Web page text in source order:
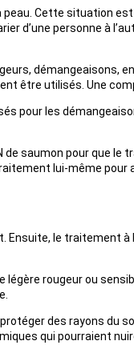
peau. Cette situation
d’une personne à
démangeaisons,
être utilisés. Une
les
saumon pour que
lui-même pour
le traitement à
rougeur ou
des rayons du
qui pourraient